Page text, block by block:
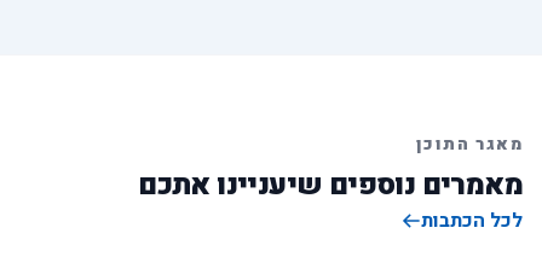
מאגר התוכן
מאמרים נוספים שיעניינו אתכם
לכל הכתבות